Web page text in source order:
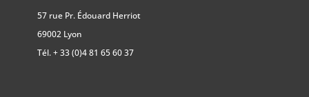
57 rue Pr. Édouard Herriot
69002 Lyon
Tél.+ 33 (0)4 81 65 60 37